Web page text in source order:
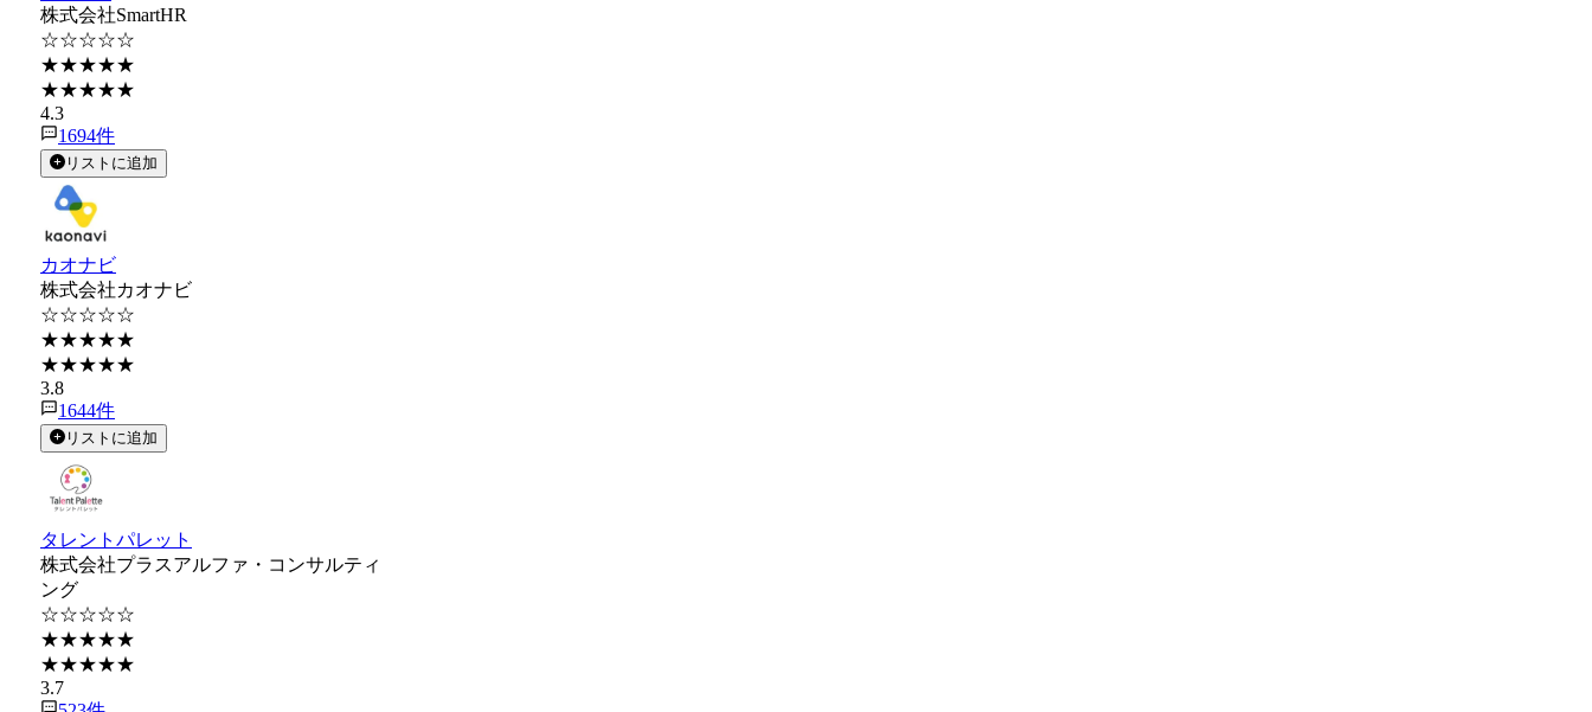
株式会社SmartHR
☆☆☆☆☆
★★★★★
★★★★★
4.3
1694件
リストに追加
カオナビ
株式会社カオナビ
☆☆☆☆☆
★★★★★
★★★★★
3.8
1644件
リストに追加
タレントパレット
株式会社プラスアルファ・コンサルティ
ング
☆☆☆☆☆
★★★★★
★★★★★
3.7